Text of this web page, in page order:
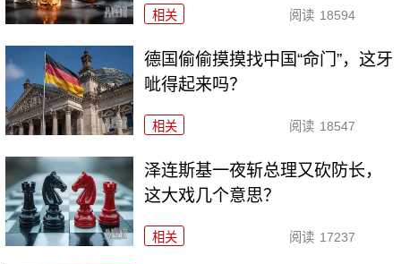
相关 阅读 18594
德国偷偷摸摸找中国“命门”，这牙
呲得起来吗？
相关 阅读 18547
泽连斯基一夜斩总理又砍防长，
这大戏几个意思？
相关 阅读 17237